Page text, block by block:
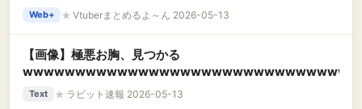
Web+ ★ Vtuberまとめるよ～ん 2026-05-13
【画像】極悪お胸、見つかる
Text ★ ラビット速報 2026-05-13